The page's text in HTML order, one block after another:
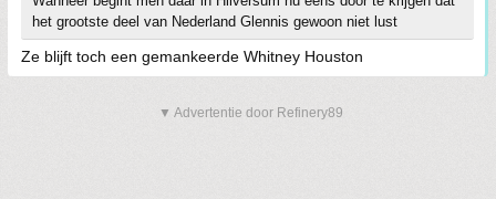
het grootste deel van Nederland Glennis gewoon niet lust
Ze blijft toch een gemankeerde Whitney Houston
▼ Advertentie door Refinery89